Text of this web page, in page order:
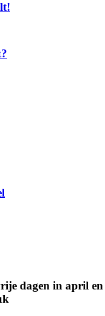
dagen in april en